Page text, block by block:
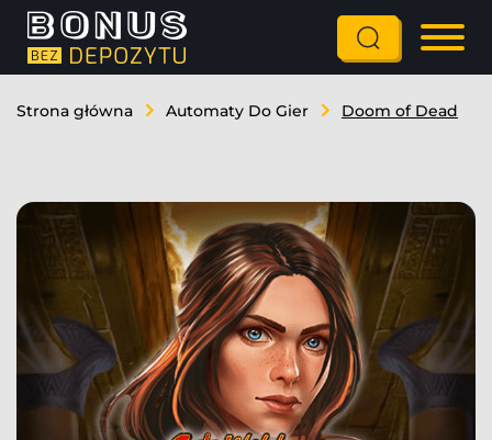
Strona główna Automaty Do Gier Doom of Dead